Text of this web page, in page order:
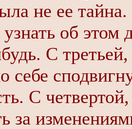
не ее
об этом
С
себе
С
за